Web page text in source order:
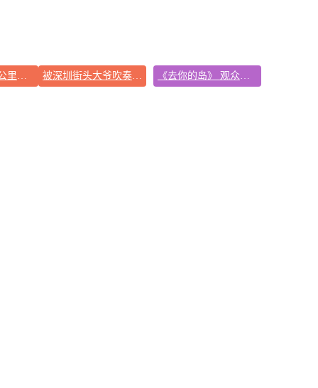
拼豆有多火 一公里内能有40家店 被深圳街头大爷吹奏谋生戳中了 《去你的岛》 观众哭崩